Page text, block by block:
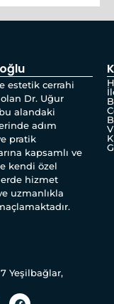
estetik cerrahi
Dr. Uğur
alandaki
adım
pratik
kapsamlı ve
kendi özel
hizmet
uzmanlıkla
Yeşilbağlar,